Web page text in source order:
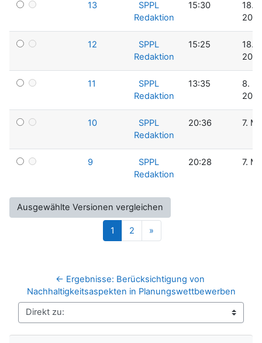
13
SPPL
Redaktion
15:30
18.
2014
12
SPPL
Redaktion
15:25
18.
2014
11
SPPL
Redaktion
13:35
8.
2014
10
SPPL
Redaktion
20:36 7.
9
SPPL
Redaktion
20:28 7.
1 Seite 1
2Seite 2
»Nächste Seite
← Ergebnisse: Berücksichtigung von
Nachhaltigkeitsaspekten in Planungswettbewerben
Direkt zu: